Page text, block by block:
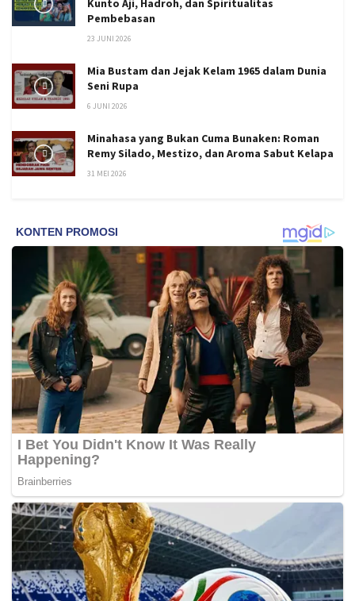
Kunto Aji, Hadroh, dan Spiritualitas
Pembebasan
23 JUNI 2026
Mia Bustam dan Jejak Kelam 1965 dalam Dunia
Seni Rupa
6 JUNI 2026
Minahasa yang Bukan Cuma Bunaken: Roman
Remy Silado, Mestizo, dan Aroma Sabut Kelapa
31 MEI 2026